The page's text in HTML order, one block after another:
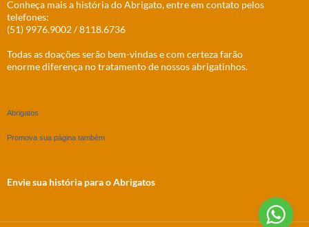
Conheça mais a história do Abrigato, entre em contato pelos
telefones:
(51) 9976.9002 / 8118.6736
Todas as doações serão bem-vindas e com certeza farão
enorme diferença no tratamento de nossos abrigatinhos.
Abrigatos
Promova sua página também
Envie sua história para o Abrigatos